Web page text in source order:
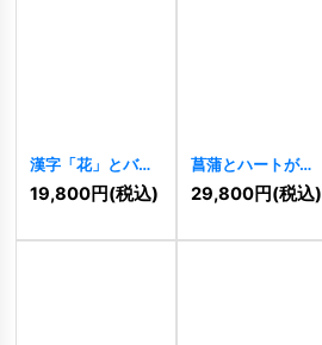
漢字「花」とバラ
のエレガントロゴ
10039
19,800円(税込)
菖蒲とハートが織
りなす優雅な癒し
ロゴ
10023]
29,800円(税込)